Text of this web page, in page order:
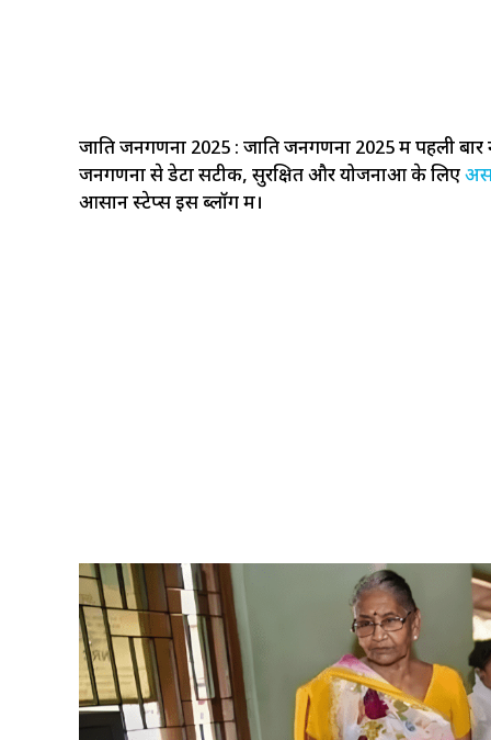
जाति जनगणना 2025 : जाति जनगणना 2025 में पहली
जनगणना से डेटा सटीक, सुरक्षित और योजनाओं के लिए
आसान स्टेप्स इस ब्लॉग में।